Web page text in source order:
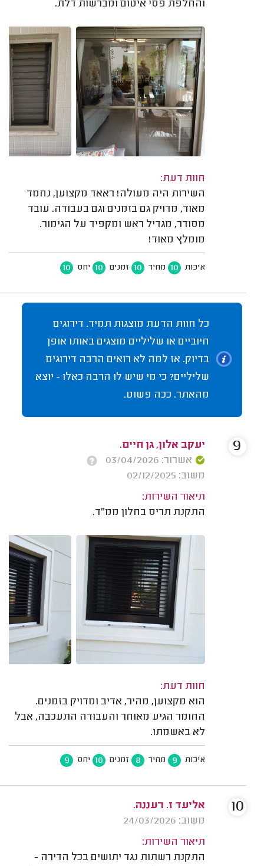
והחלפת פסי איטום ומברשות דלת.
חוות דעת:
השירות היה מעולה! ראאד מקצוען, נחמד
מאוד, מדויק גם בזמנים וגם בעבודה. עובד
מסודר, מגדיל ראש ומקפיד על הגימור.
מומלץ מאוד!
איכות 10 מחיר 10 זמנים 10 יחס 10
כל חוות הדעת מוצגות תמיד. דירוגים
חיוביים או שליליים מוצגים באותו אופן
בדיוק. אז למה לא רואים הרבה דירוגים
שליליים? כי מי שיש לו הרבה כאלו - יוצא
מהאתר. ככה פשוט.
יעקב אלון, גן חיים.
אשרור: 03/04/2026
משוב: 02/12/2025
תיאור השירות:
התקנת תריס בחלון ממ"ד.
חוות דעת:
הוא מקצוען, מהיר, אדיב ומדויק בזמנים.
החומר הגיע מאוחר והעבודה התעכבה, אבל
לא באשמתו.
איכות 9 מחיר 8 זמנים 10 יחס 9
9
אליעד ז. רעננה.
משוב: 24/03/2026
תיאור השירות:
התקנת רשתות נגד יתושים בכל הדירה -
10